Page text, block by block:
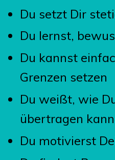
Du setzt Dir
Du lernst,
Du kannst
Grenzen setzen
Du weißt, wie
übertragen
Du motivierst